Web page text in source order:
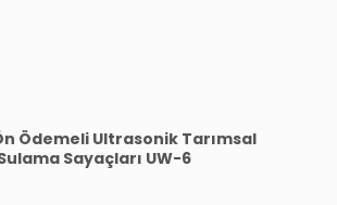
Ödemeli Ultrasonik Tarımsal
Sayaçları UW-6